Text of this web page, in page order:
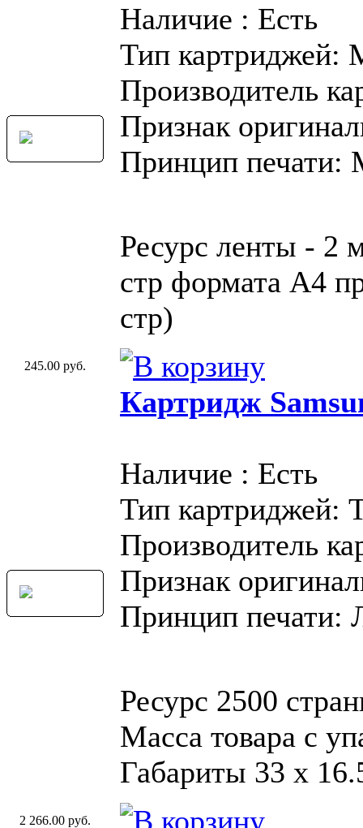
Наличие : Есть
Тип картриджей:
Производитель
Признак
Принцип печати:
Ресурс ленты - 2
стр формата A4
стр)
245.00 руб.
Картридж
Наличие : Есть
Тип картриджей:
Производитель
Признак
Принцип печати:
Ресурс 2500
Масса товара с
Габариты 33 x
2 266.00 руб.